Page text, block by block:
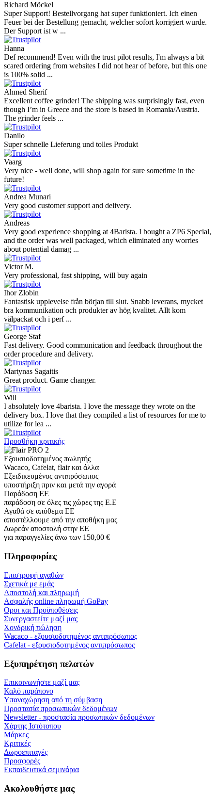
Richard Möckel
Super Support! Bestellvorgang hat super funktioniert. Ich einen
Feuer bei der Bestellung gemacht, welcher sofort korrigiert wurde.
Der Support ist w ...
Hanna
Def recommend! Even with the trust pilot results, I'm always a bit
scared ordering from websites I did not hear of before, but this one
is 100% solid ...
Ahmed Sherif
Excellent coffee grinder! The shipping was surprisingly fast, even
though I’m in Greece and the store is based in Romania/Austria.
The grinder feels ...
Danilo
Super schnelle Lieferung und tolles Produkt
Vaarg
Very nice - well done, will shop again for sure sometime in the
future!
Andrea Munari
Very good customer support and delivery.
Andreas
Very good experience shopping at 4Barista. I bought a ZP6 Special,
and the order was well packaged, which eliminated any worries
about potential damag ...
Victor M.
Very professional, fast shipping, will buy again
Ihor Zlobin
Fantastisk upplevelse från början till slut. Snabb leverans, mycket
bra kommunikation och produkter av hög kvalitet. Allt kom
välpackat och i perf ...
George Staf
Fast delivery. Good communication and feedback throughout the
order procedure and delivery.
Martynas Sagaitis
Great product. Game changer.
Will
I absolutely love 4barista. I love the message they wrote on the
delivery box. I love that they compiled a list of resources for me to
utilize for lea ...
Προσθήκη κριτικής
Εξουσιοδοτημένος πωλητής
Wacaco, Cafelat, flair και άλλα
Εξειδικευμένος αντιπρόσωπος
υποστήριξη πριν και μετά την αγορά
Παράδοση ΕΕ
παράδοση σε όλες τις χώρες της Ε.Ε
Αγαθά σε απόθεμα ΕΕ
αποστέλλουμε από την αποθήκη μας
Δωρεάν αποστολή στην ΕΕ
για παραγγελίες άνω των 150,00 €
Πληροφορίες
Επιστροφή αγαθών
Σχετικά με εμάς
Αποστολή και πληρωμή
Ασφαλής online πληρωμή GoPay
Οροι και Προϋποθέσεις
Συνεργαστείτε μαζί μας
Χονδρική πώληση
Wacaco - εξουσιοδοτημένος αντιπρόσωπος
Cafelat - εξουσιοδοτημένος αντιπρόσωπος
Εξυπηρέτηση πελατών
Επικοινωνήστε μαζί μας
Καλό παράπονο
Υπαναχώρηση από τη σύμβαση
Προστασία προσωπικών δεδομένων
Newsletter - προστασία προσωπικών δεδομένων
Χάρτης Ιστότοπου
Μάρκες
Κριτικές
Δωροεπιταγές
Προσφορές
Εκπαιδευτικά σεμινάρια
Ακολουθήστε μας